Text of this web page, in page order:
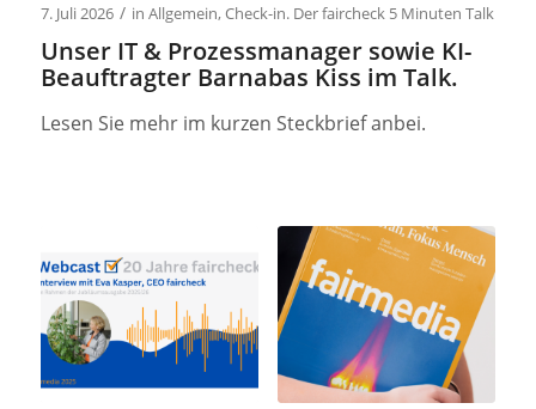
7. Juli 2026 / in Allgemein,Check-in. Der faircheck 5 Minuten Talk
Unser IT & Prozessmanager sowie KI-
Beauftragter Barnabas Kiss im Talk.
Lesen Sie mehr im kurzen Steckbrief anbei.